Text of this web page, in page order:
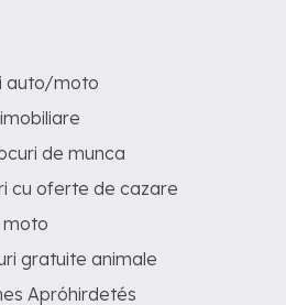
auto/moto
de munca
cu oferte de cazare
moto
gratuite animale
Apróhirdetés